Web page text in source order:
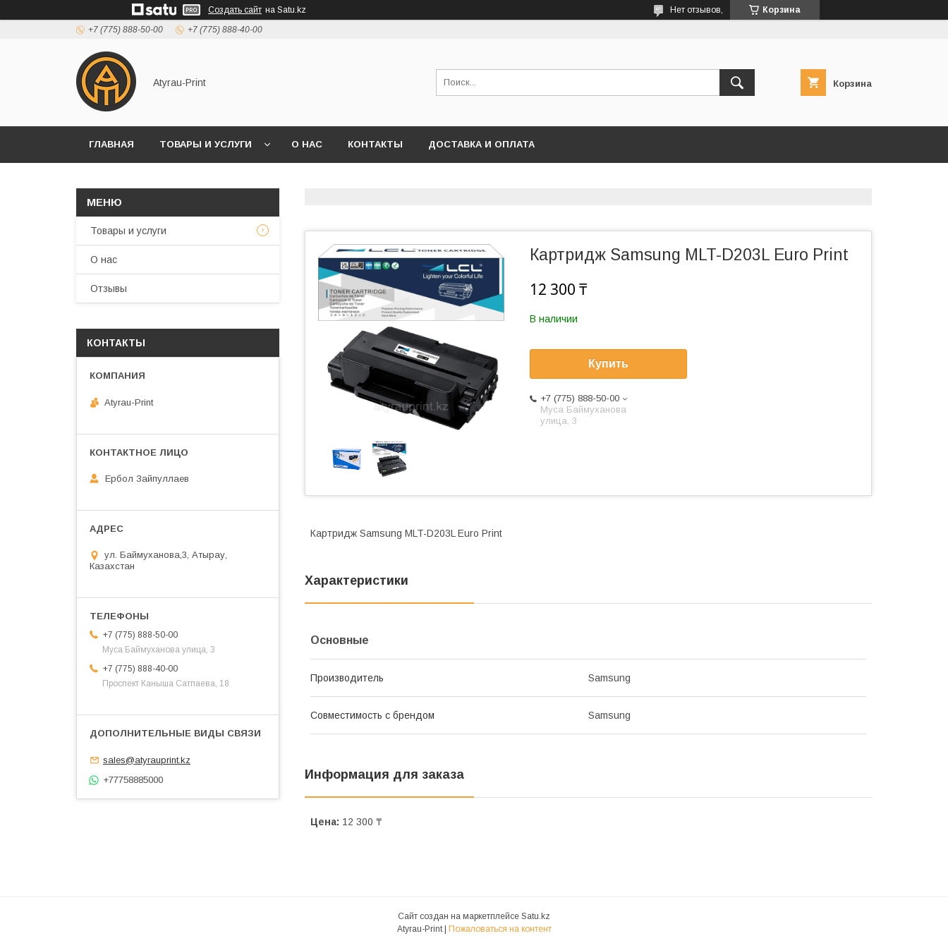
Создать сайт на Satu.kz Корзина
Нет отзывов,
+7 (775) 888-50-00 +7 (775) 888-40-00
Atyrau-Print Корзина
ГЛАВНАЯ ТОВАРЫ И УСЛУГИ О НАС КОНТАКТЫ ДОСТАВКА И ОПЛАТА
Картридж Samsung MLT-D203L Euro Print
12 300 ₸
В наличии
Купить
+7 (775) 888-50-00
​Муса Баймуханова
улица, 3
Картридж Samsung MLT-D203L Euro Print
Характеристики
Основные
Производитель Samsung
Совместимость с брендом Samsung
Информация для заказа
Цена: 12 300 ₸
Товары и услуги
О нас
Отзывы
КОНТАКТЫ
Atyrau-Print
Ербол Зайпуллаев
ул. Баймуханова,3, Атырау,
Казахстан
+7 (775) 888-50-00
​Муса Баймуханова улица, 3
+7 (775) 888-40-00
​Проспект Каныша Сатпаева, 18
sales@atyrauprint.kz
+77758885000
Сайт создан на маркетплейсе Satu.kz
Пожаловаться на контент